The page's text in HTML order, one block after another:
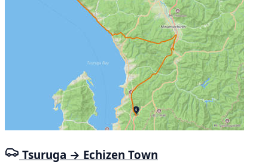
Tsuruga → Echizen Town